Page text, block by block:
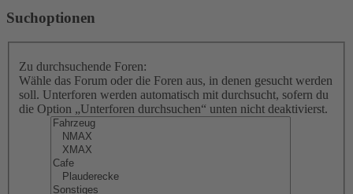
Suchoptionen
Zu durchsuchende Foren:
Wähle das Forum oder die Foren aus, in denen gesucht werden
soll. Unterforen werden automatisch mit durchsucht, sofern du
die Option „Unterforen durchsuchen“ unten nicht deaktivierst.